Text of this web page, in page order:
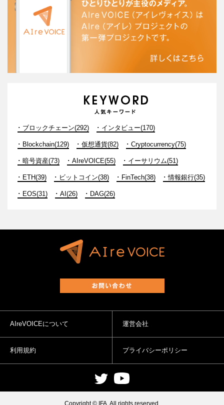
ブロックチェーン(292) インタビュー(170)
Blockchain(129) 仮想通貨(82) Cryptocurrency(75)
暗号資産(73) AIreVOICE(55) イーサリウム(51)
ETH(39) ビットコイン(38) FinTech(38) 情報銀行(35)
EOS(31) AI(26) DAG(26)
AIreVOICEについて 運営会社
利用規約 プライバシーポリシー